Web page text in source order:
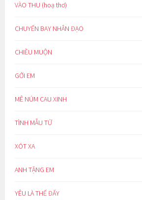
VÀO THU (hoạ thơ)
CHUYẾN BAY NHÂN ĐẠO
CHIỀU MUỘN
GỞI EM
MÊ NÚM CAU XINH
TÌNH MẪU TỬ
XÓT XA
ANH TẶNG EM
YÊU LÀ THẾ ĐẤY